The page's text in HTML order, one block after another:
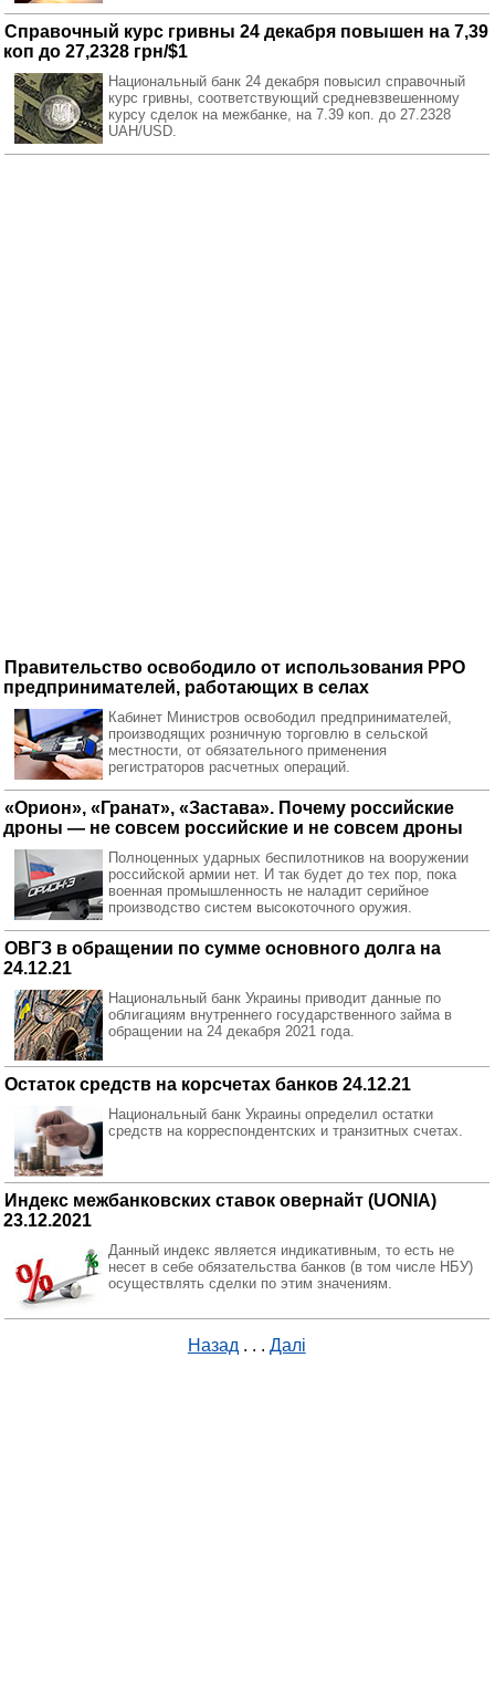
Справочный курс гривны 24 декабря повышен на 7,39
коп до 27,2328 грн/$1
Национальный банк 24 декабря повысил справочный
курс гривны, соответствующий средневзвешенному
курсу сделок на межбанке, на 7.39 коп. до 27.2328
UAH/USD.
Правительство освободило от использования РРО
предпринимателей, работающих в селах
Кабинет Министров освободил предпринимателей,
производящих розничную торговлю в сельской
местности, от обязательного применения
регистраторов расчетных операций.
«Орион», «Гранат», «Застава». Почему российские
дроны — не совсем российские и не совсем дроны
Полноценных ударных беспилотников на вооружении
российской армии нет. И так будет до тех пор, пока
военная промышленность не наладит серийное
производство систем высокоточного оружия.
ОВГЗ в обращении по сумме основного долга на
24.12.21
Национальный банк Украины приводит данные по
облигациям внутреннего государственного займа в
обращении на 24 декабря 2021 года.
Остаток средств на корсчетах банков 24.12.21
Национальный банк Украины определил остатки
средств на корреспондентских и транзитных счетах.
Индекс межбанковских ставок овернайт (UONIA)
23.12.2021
Данный индекс является индикативным, то есть не
несет в себе обязательства банков (в том числе НБУ)
осуществлять сделки по этим значениям.
Назад . . . Далі